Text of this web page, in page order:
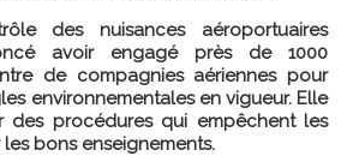
des nuisances aéroportuaires
avoir engagé près de 1000
de compagnies aériennes pour
environnementales en vigueur. Elle
des procédures qui empêchent les
bons enseignements.